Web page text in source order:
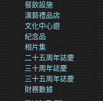
餐飲設施
演藝禮品店
文化中心遊
紀念品
相片集
二十五周年誌慶
三十周年誌慶
三十五周年誌慶
財務數據